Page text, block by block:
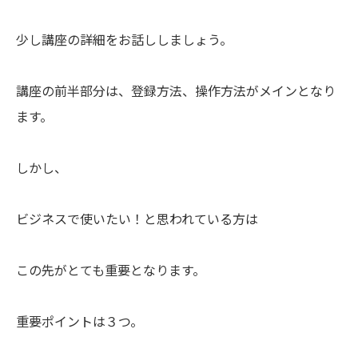
少し講座の詳細をお話ししましょう。
講座の前半部分は、登録方法、操作方法がメインとなり
ます。
しかし、
ビジネスで使いたい！と思われている方は
この先がとても重要となります。
重要ポイントは３つ。